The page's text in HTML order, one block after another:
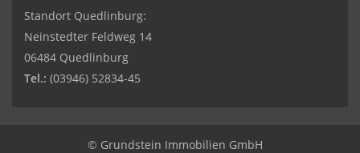
Standort Quedlinburg:
Neinstedter Feldweg 14
06484 Quedlinburg
Tel.: (03946) 52834-45
© Grundstein Immobilien GmbH